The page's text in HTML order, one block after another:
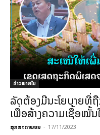
ຂ່າວພາຍ​ໃນ
ລັດຕ້ອງມີນະໂຍບາຍ
ເພື່ອສ້າງຄວາມເຊື້ອໝັ້
ສຸກສະດາພອນ - 17/11/2023